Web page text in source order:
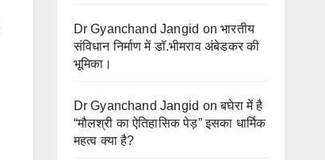
Dr Gyanchand Jangid onभारतीय
संविधान निर्माण में डॉ.भीमराव अंबेडकर की
भूमिका।
Dr Gyanchand Jangid onबघेरा में है
“मौलश्री का ऐतिहासिक पेड़” इसका धार्मिक
महत्व क्या है?